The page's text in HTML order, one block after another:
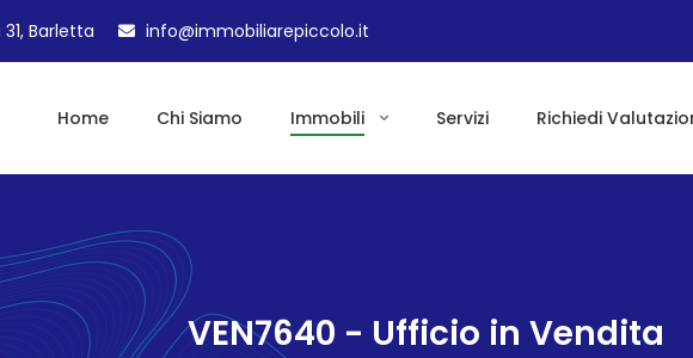
Barletta info@immobiliarepiccolo.it
Home Chi Siamo Immobili Servizi Richiedi
VEN7640 - Ufficio in Vendita